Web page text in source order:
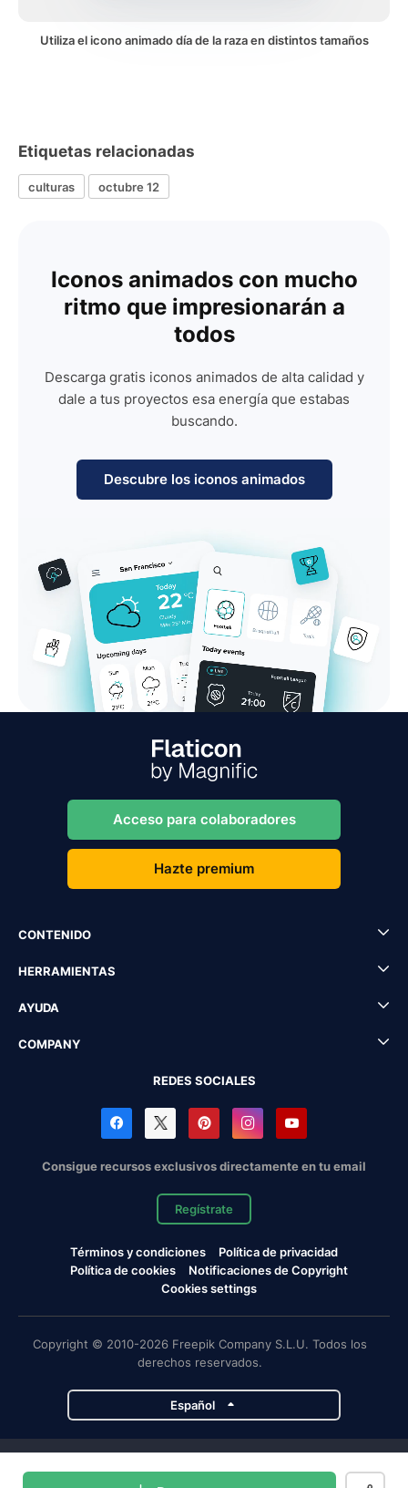
Utiliza el icono animado día de la raza en distintos tamaños
Etiquetas relacionadas
culturas octubre 12
Iconos animados con mucho
ritmo que impresionarán a
todos
Descarga gratis iconos animados de alta calidad y
dale a tus proyectos esa energía que estabas
buscando.
Descubre los iconos animados
Acceso para colaboradores
Hazte premium
CONTENIDO
HERRAMIENTAS
AYUDA
COMPANY
REDES SOCIALES
Consigue recursos exclusivos directamente en tu email
Regístrate
Términos y condiciones
Política de privacidad
Política de cookies
Notificaciones de Copyright
Cookies settings
Copyright © 2010-2026 Freepik Company S.L.U. Todos los
derechos reservados.
Español